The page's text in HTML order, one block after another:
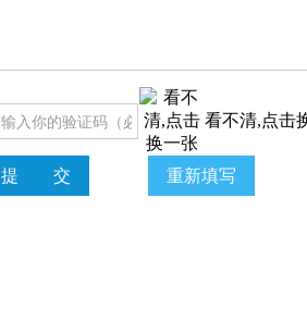
看不清,点击
提 交 重新填写